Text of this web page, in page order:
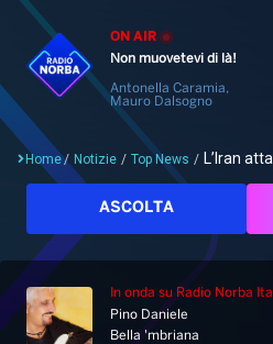
ON AIR
Non muovetevi di là!
Antonella Caramia,
Mauro Dalsogno
Home
Home/ Notizie / Top News / L’Iran
ASCOLTA
In onda su Radio Norba
Pino Daniele
Bella 'mbriana